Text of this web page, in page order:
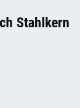
Stahlkern